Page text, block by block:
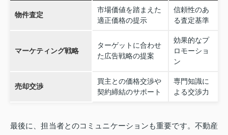
物件査定
市場価値を踏まえた
適正価格の提示
信頼性のあ
る査定基準
マーケティング戦略
ターゲットに合わせ
た広告戦略の提案
効果的なプ
ロモーショ
ン
売却交渉
買主との価格交渉や
契約締結のサポート
専門知識に
よる交渉力
最後に、担当者とのコミュニケーションも重要です。不動産